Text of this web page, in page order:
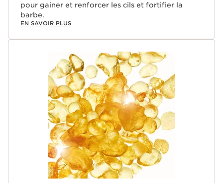
pour gainer et renforcer les cils et fortifier la
barbe.
EN SAVOIR PLUS